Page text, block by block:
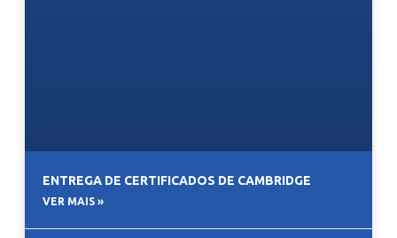
ENTREGA DE CERTIFICADOS DE CAMBRIDGE
VER MAIS »